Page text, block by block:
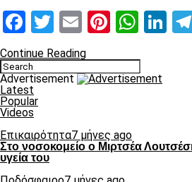
Facebook
Twitter
Email
Continue Reading
Advertisement
Latest
Popular
Videos
Επικαιρότητα7 μήνες ago
Στο νοσοκομείο ο Μιρτσέα
υγεία του